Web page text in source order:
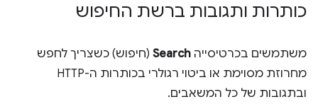
כותרות ותגובות ברשת החיפוש
משתמשים בכרטיסייה Search (חיפוש) כשצריך לחפש
מחרוזת מסוימת או ביטוי רגולרי בכותרות ה-HTTP
ובתגובות של כל המשאבים.